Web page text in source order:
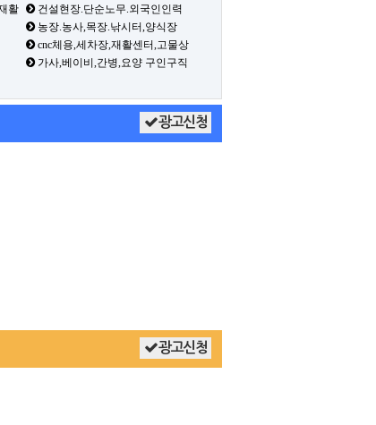
활
건설현장.단순노무.외국인인력
농장.농사,목장.낚시터,양식장
cnc체용,세차장,재활센터,고물상
가사,베이비,간병,요양 구인구직
광고신청
광고신청